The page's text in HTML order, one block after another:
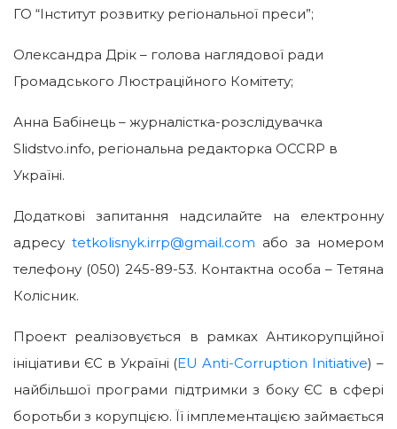
ГО “Інститут розвитку регіональної преси”;
Олександра Дрік – голова наглядової ради
Громадського Люстраційного Комітету;
Анна Бабінець – журналістка-розслідувачка
Slidstvo.info, регіональна редакторка OCCRP в
Україні.
Додаткові запитання надсилайте на електронну
адресу tetkolisnyk.irrp@gmail.com або за номером
телефону (050) 245-89-53. Контактна особа – Тетяна
Колісник.
Проект реалізовується в рамках Антикорупційної
ініціативи ЄС в Україні (EU Anti-Corruption Initiative) –
найбільшої програми підтримки з боку ЄС в сфері
боротьби з корупцією. Її імплементацією займається